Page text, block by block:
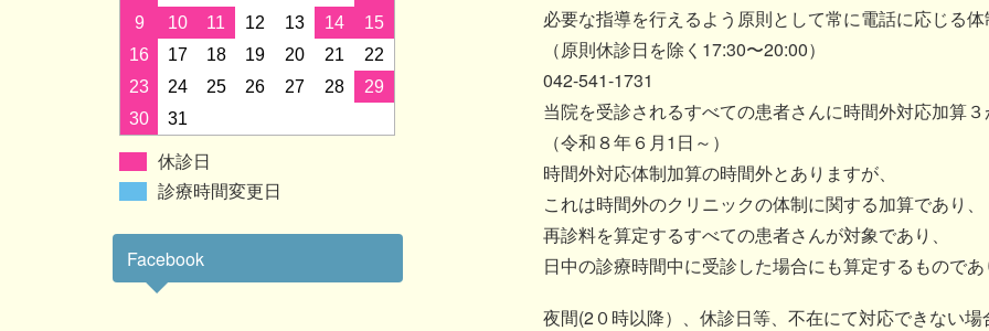
必要な指導を行えるよう原則として常に電話に応じる
（原則休診日を除く17:30〜20:00）
042-541-1731
当院を受診されるすべての患者さんに時間外対応加算
（令和８年６月1日～）
時間外対応体制加算の時間外とありますが、
これは時間外のクリニックの体制に関する加算であり、
再診料を算定するすべての患者さんが対象であり、
日中の診療時間中に受診した場合にも算定するもので
夜間(2０時以降）、休診日等、不在にて対応できない場
9
10 11 12 13 14
15
16
17 18 19 20 21
22
23
24 25 26 27 28
29
30
31
休診日
診療時間変更日
Facebook